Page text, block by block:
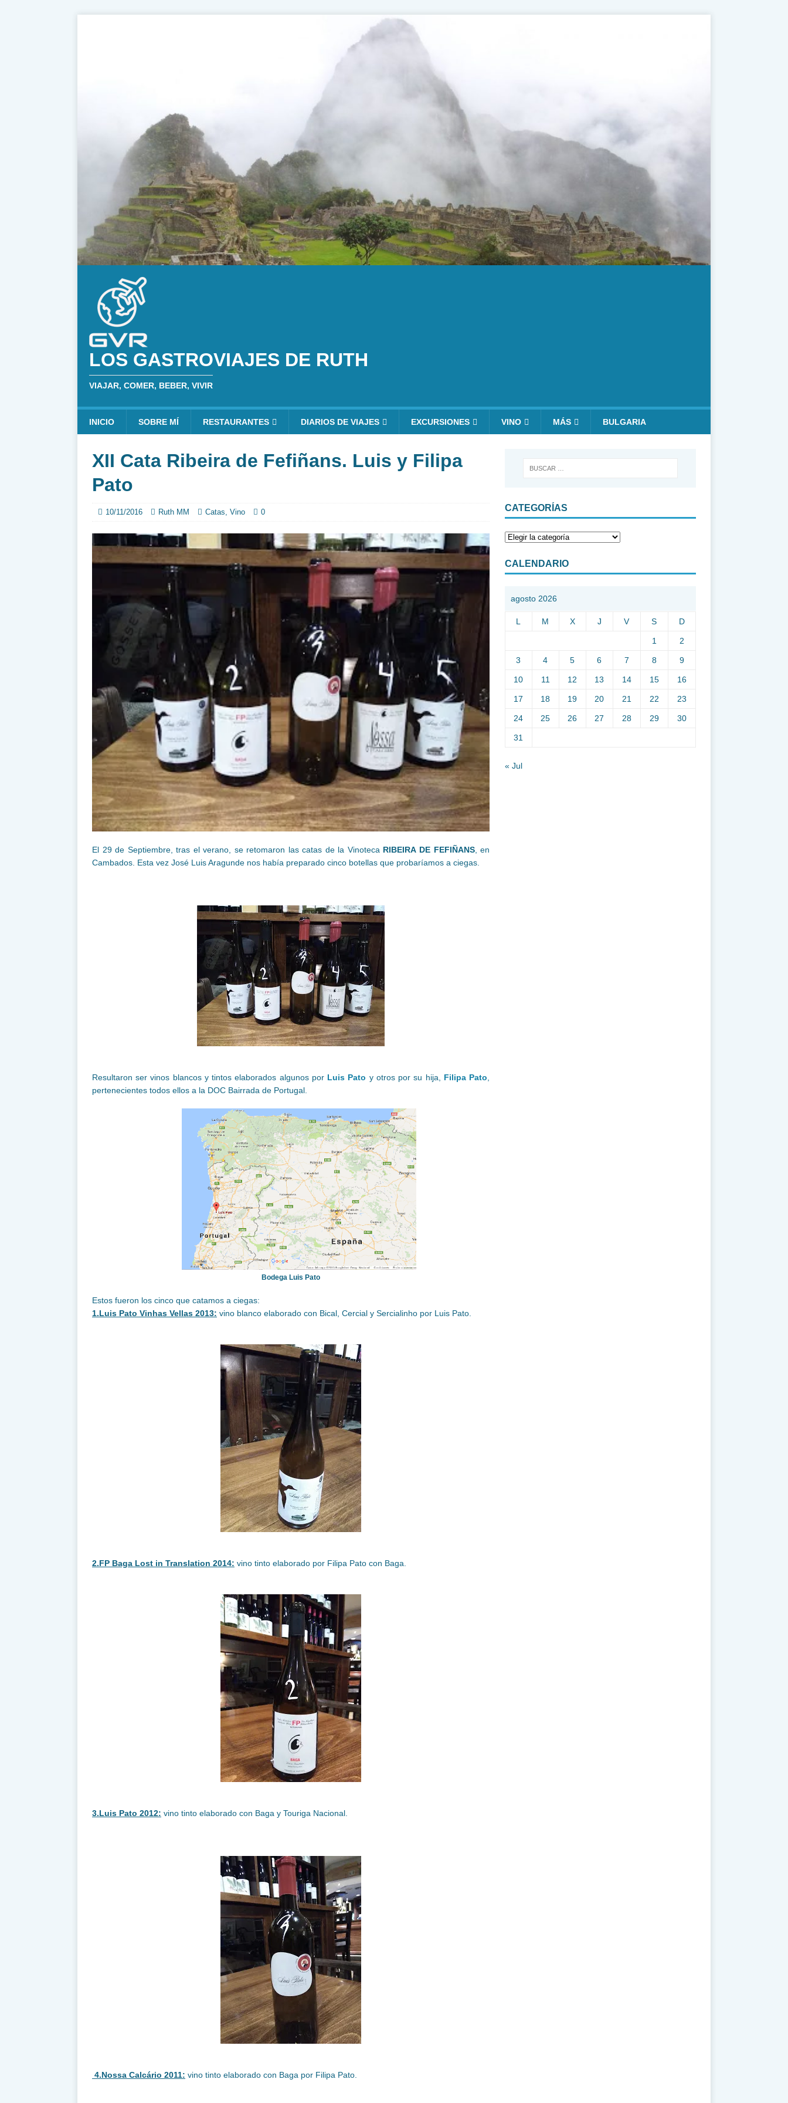
LOS GASTROVIAJES DE RUTH
VIAJAR, COMER, BEBER, VIVIR
INICIO SOBRE MÍ RESTAURANTES DIARIOS DE VIAJES EXCURSIONES VINO MÁS BULGARIA
XII Cata Ribeira de Fefiñans. Luis y Filipa
Pato
10/11/2016 Ruth MM Catas Vino 0
El 29 de Septiembre, tras el verano, se retomaron las catas de la Vinoteca RIBEIRA DE FEFIÑANS, en
Cambados. Esta vez José Luis Aragunde nos había preparado cinco botellas que probaríamos a ciegas.
Resultaron ser vinos blancos y tintos elaborados algunos por Luis Pato y otros por su hija, Filipa Pato,
pertenecientes todos ellos a la DOC Bairrada de Portugal.
Bodega Luis Pato
Estos fueron los cinco que catamos a ciegas:
1.Luis Pato Vinhas Vellas 2013: vino blanco elaborado con Bical, Cercial y Sercialinho por Luis Pato.
2.FP Baga Lost in Translation 2014: vino tinto elaborado por Filipa Pato con Baga.
3.Luis Pato 2012: vino tinto elaborado con Baga y Touriga Nacional.
4.Nossa Calcário 2011: vino tinto elaborado con Baga por Filipa Pato.
CATEGORÍAS
CALENDARIO
agosto 2026
L M X J V S D
1 2
3 4 5 6 7 8 9
10 11 12 13 14 15 16
17 18 19 20 21 22 23
24 25 26 27 28 29 30
31
« Jul